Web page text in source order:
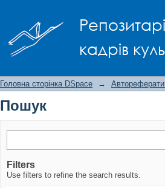
кадрів
Головна сторінка DSpace → Автореферати
Пошук
Filters
Use filters to refine the search results.